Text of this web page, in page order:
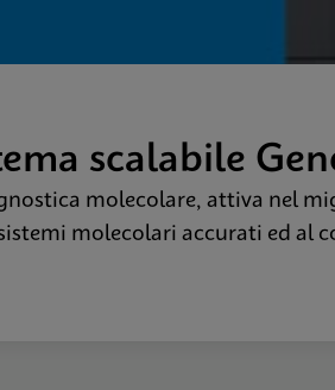
scalabile
molecolare, attiva nel
molecolari accurati ed al